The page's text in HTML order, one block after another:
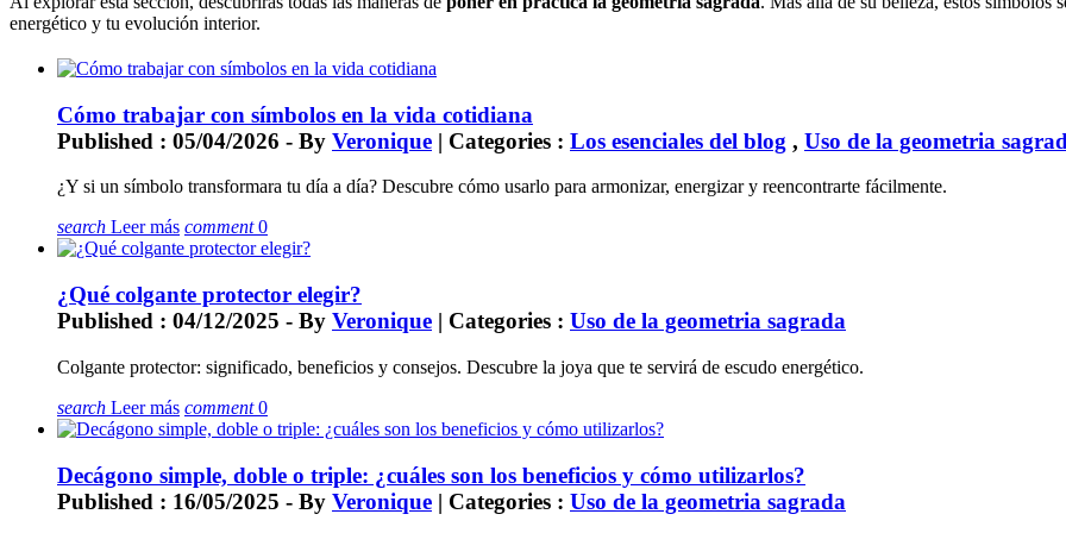
energético y tu evolución interior.
Cómo trabajar con símbolos en la vida cotidiana
Published : 05/04/2026 - By Veronique | Categories : Los esenciales del blog , Uso de la geometria
¿Y si un símbolo transformara tu día a día? Descubre cómo usarlo para armonizar, energizar y reencontrarte fácilmente.
search Leer más comment0
¿Qué colgante protector elegir?
Published : 04/12/2025 - By Veronique | Categories : Uso de la geometria sagrada
Colgante protector: significado, beneficios y consejos. Descubre la joya que te servirá de escudo energético.
search Leer más comment0
Decágono simple, doble o triple: ¿cuáles son los beneficios y cómo utilizarlos?
Published : 16/05/2025 - By Veronique | Categories : Uso de la geometria sagrada